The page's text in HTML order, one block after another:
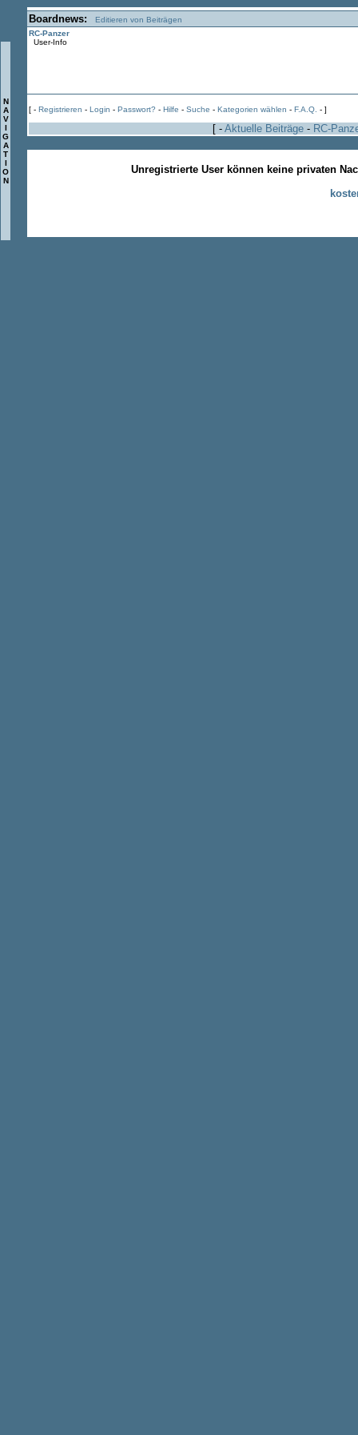
N
A
V
I
G
A
T
I
O
N
Boardnews:
Editieren von Beiträgen
RC-Panzer
User-Info
[ - Registrieren - Login - Passwort? - Hilfe - Suche - Kategorien wählen - F.A.Q. - ]
[ - Aktuelle Beiträge - RC-
Unregistrierte User können keine privaten